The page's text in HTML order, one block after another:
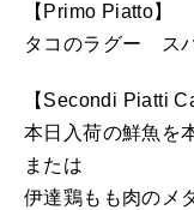
【Primo Piatto】
タコのラグー ス
【Secondi Piatti
本日入荷の鮮魚を
または
伊達鶏もも肉のメ